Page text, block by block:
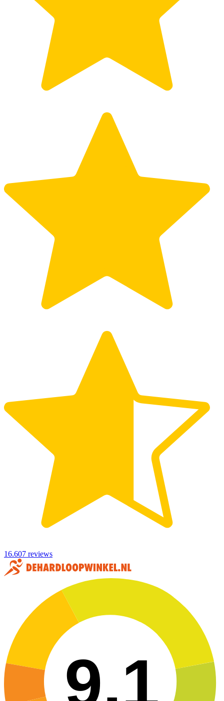
16.607 reviews
9,1